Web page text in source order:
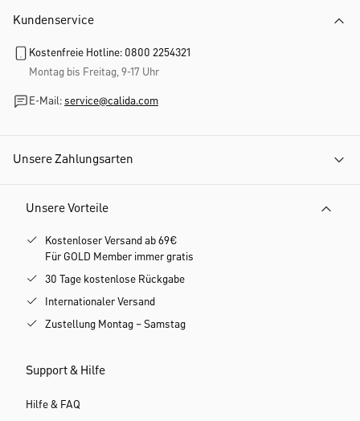
Kundenservice
Kostenfreie Hotline: 0800 2254321
Montag bis Freitag, 9-17 Uhr
E-Mail: service@calida.com
Unsere Zahlungsarten
Unsere Vorteile
Kostenloser Versand ab 69€
Für GOLD Member immer gratis
30 Tage kostenlose Rückgabe
Internationaler Versand
Zustellung Montag – Samstag
Support & Hilfe
Hilfe & FAQ